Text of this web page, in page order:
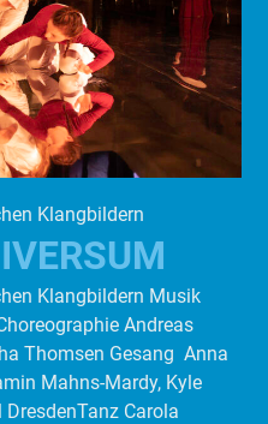
Klangbildern
Klangbildern Musik
Andreas
Thomsen Gesang Anna
Mahns-Mardy, Kyle
Carola